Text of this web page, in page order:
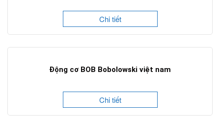
Chi tiết
Động cơ BOB Bobolowski việt nam
Chi tiết